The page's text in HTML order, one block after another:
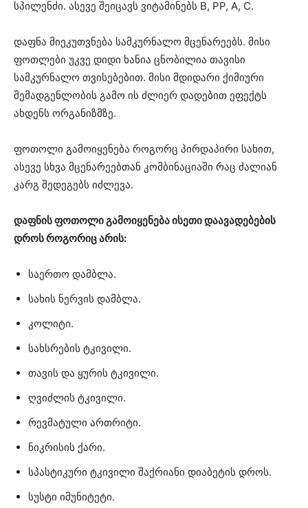
სპილენძი. ასევე შეიცავს ვიტამინებს B, PP, A, C.
დაფნა მიეკუთვნება სამკურნალო მცენარეებს. მისი
ფოთლები უკვე დიდი ხანია ცნობილია თავისი
სამკურნალო თვისებებით. მისი მდიდარი ქიმიური
შემადგენლობის გამო ის ძლიერ დადებით ეფექტს
ახდენს ორგანიზმზე.
ფოთოლი გამოიყენება როგორც პირდაპირი სახით,
ასევე სხვა მცენარეებთან კომბინაციაში რაც ძალიან
კარგ შედეგებს იძლევა.
დაფნის ფოთოლი გამოიყენება ისეთი დაავადებების
დროს როგორიც არის:
საერთო დამბლა.
სახის ნერვის დამბლა.
კოლიტი.
სახსრების ტკივილი.
თავის და ყურის ტკივილი.
ღვიძლის ტკივილი.
რევმატული ართრიტი.
ნიკრისის ქარი.
სპასტიკური ტკივილი შაქრიანი დიაბეტის დროს.
სუსტი იმუნიტეტი.